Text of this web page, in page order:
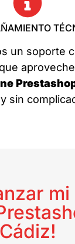
un soporte
sin
Cádiz!